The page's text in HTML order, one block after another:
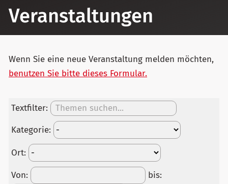
Veranstaltungen
Wenn Sie eine neue Veranstaltung melden möchten,
benutzen Sie bitte dieses Formular.
Textfilter:
Kategorie:
Ort:
Von: bis: